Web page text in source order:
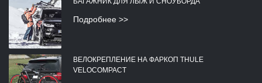
Подробнее >>
ВЕЛОКРЕПЛЕНИЕ НА ФАРКОП THULE
VELOCOMPACT